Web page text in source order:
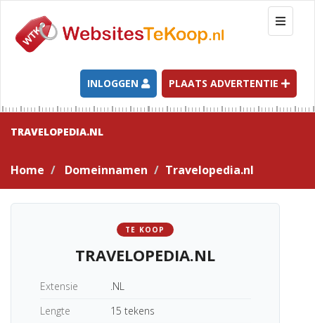
T
o
g
l
e
n
a
t
INLOGGEN PLAATS ADVERTENTIE
TRAVELOPEDIA.NL
Home Domeinnamen Travelopedia.nl
TE KOOP
TRAVELOPEDIA.NL
Extensie
.NL
Lengte
15 tekens